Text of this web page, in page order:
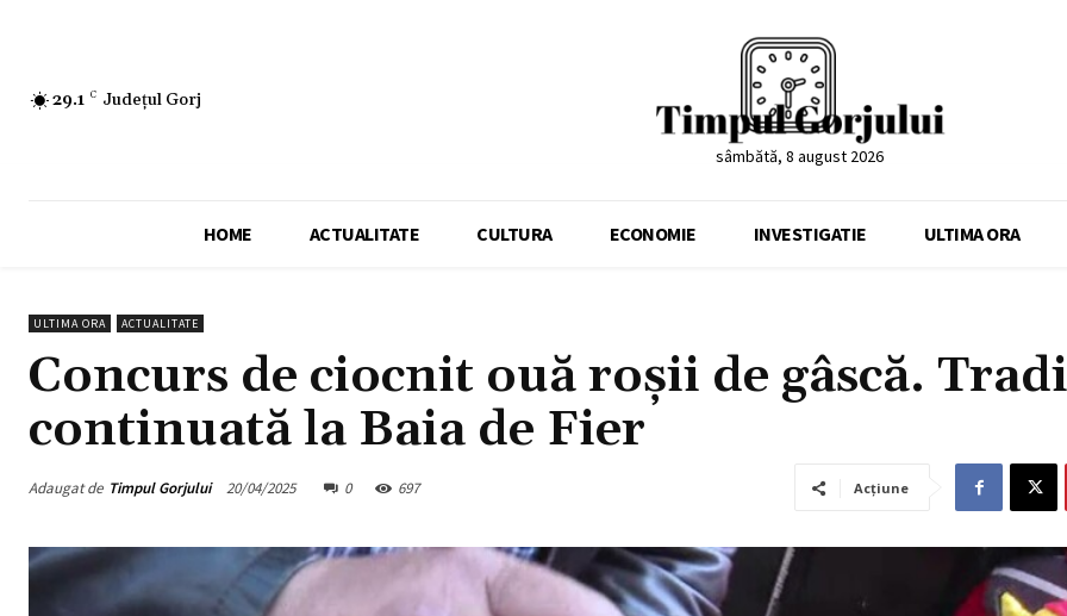
29.1 C Județul Gorj
sâmbătă, 8 august 2026
HOME ACTUALITATE CULTURA ECONOMIE INVESTIGATIE ULTIMA ORA
ULTIMA ORA ACTUALITATE
Concurs de ciocnit ouă roșii de gâscă.
continuată la Baia de Fier
Adaugat de Timpul Gorjului 20/04/2025 0 697 Acțiune